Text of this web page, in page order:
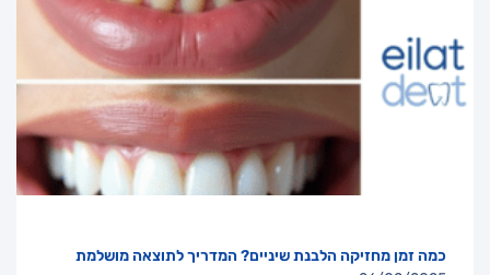
כמה זמן מחזיקה הלבנת שיניים? המדריך לתוצאה מושלמת